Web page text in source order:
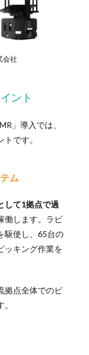
会社
ント
」導入では、
です。
ム
して1拠点で過
働します。ラピ
駆使し、65台の
ッキング作業を
拠点全体でのピ